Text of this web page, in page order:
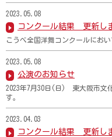
2023.05.08
コンクール結果 更新し
こうべ全国洋舞コンクールにお
2023.05.08
公演のお知らせ
2023年7月30日(日) 東大阪市文
す。
2023.04.03
コンクール結果 更新し